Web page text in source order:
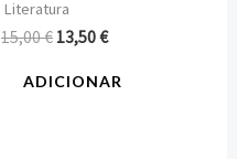
Literatura
15,00€ 13,50€
ADICIONAR